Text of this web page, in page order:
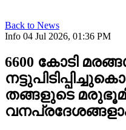
Back to News
Info 04 Jul 2026, 01:36 PM
6600 കോടി
തങ്ങളുടെ